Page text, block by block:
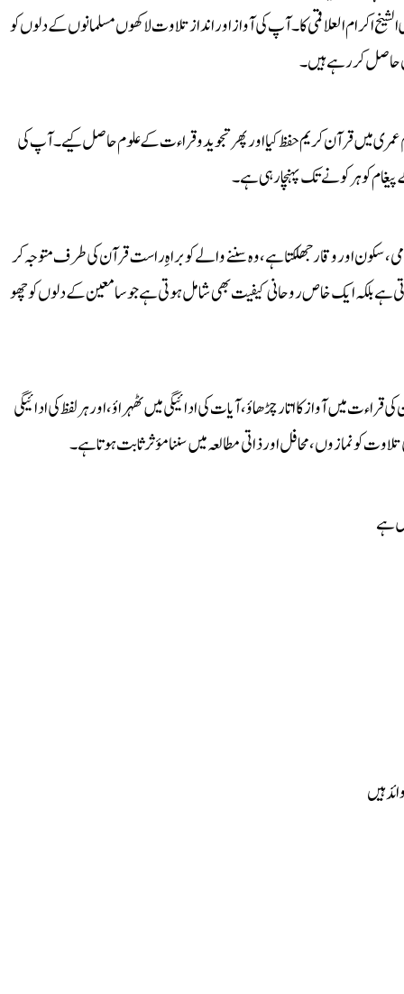
اکرام العلاقمی کا۔ آپ کی آواز اور انداز تلاوت لاکھوں مسلمانوں کے دلوں کو
حاصل کر رہے ہیں۔
میں قرآن کریم حفظ کیا اور پھر تجوید و قراءت کے علوم حاصل کیے۔ آپ کی
کو ہر کونے تک پہنچا رہی ہے۔
سکون اور وقار جھلکتا ہے، وہ سننے والے کو براہِ راست قرآن کی طرف متوجہ کر
ہے بلکہ ایک خاص روحانی کیفیت بھی شامل ہوتی ہے جو سامعین کے دلوں کو چھو
میں آواز کا اتار چڑھاؤ، آیات کی ادائیگی میں ٹھہراؤ، اور ہر لفظ کی ادائیگی
کو نمازوں، محافل اور ذاتی مطالعہ میں سننا مؤثر ثابت ہوتا ہے۔
ہے